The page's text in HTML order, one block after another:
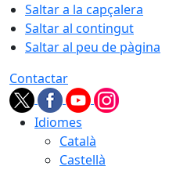
Saltar a la capçalera
Saltar al contingut
Saltar al peu de pàgina
Contactar
Idiomes
Català
Castellà